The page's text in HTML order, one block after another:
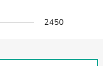
2450